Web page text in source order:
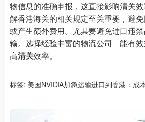
物信息的准确申报，这直接影响清关
解香港海关的相关规定至关重要，避
或产生额外费用。尤其要避免进口违
输。选择经验丰富的物流公司，能有
高清关效率。
标签: 美国NVIDIA加急运输进口到香港：成